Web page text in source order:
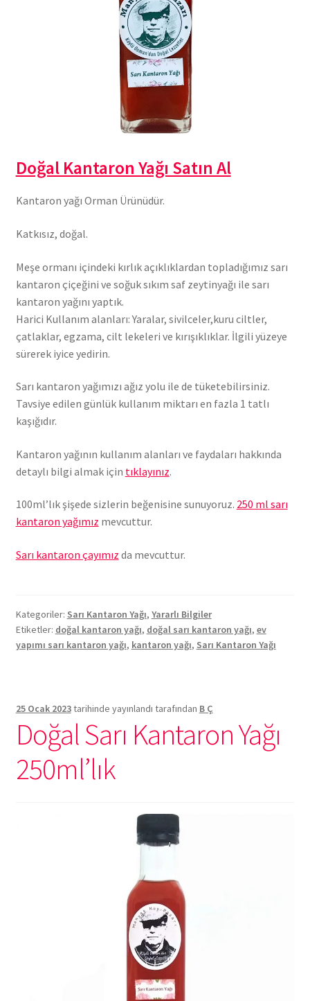
Doğal Kantaron Yağı Satın Al
Kantaron yağı Orman Ürünüdür.
Katkısız, doğal.
Meşe ormanı içindeki kırlık açıklıklardan topladığımız sarı
kantaron çiçeğini ve soğuk sıkım saf zeytinyağı ile sarı
kantaron yağını yaptık.
Harici Kullanım alanları: Yaralar, sivilceler,kuru ciltler,
çatlaklar, egzama, cilt lekeleri ve kırışıklıklar. İlgili yüzeye
sürerek iyice yedirin.
Sarı kantaron yağımızı ağız yolu ile de tüketebilirsiniz.
Tavsiye edilen günlük kullanım miktarı en fazla 1 tatlı
kaşığıdır.
Kantaron yağının kullanım alanları ve faydaları hakkında
detaylı bilgi almak için tıklayınız.
100ml’lık şişede sizlerin beğenisine sunuyoruz. 250 ml sarı
kantaron yağımız mevcuttur.
Sarı kantaron çayımız da mevcuttur.
Kategoriler: Sarı Kantaron Yağı, Yararlı Bilgiler
Etiketler: doğal kantaron yağı, doğal sarı kantaron yağı, ev
yapımı sarı kantaron yağı, kantaron yağı, Sarı Kantaron Yağı
25 Ocak 2023tarihinde yayınlandı tarafından B Ç
Doğal Sarı Kantaron Yağı
250ml’lık